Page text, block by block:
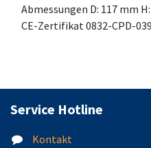
Abmessungen D: 117 mm
CE-Zertifikat 0832-CPD-
Service Hotline
Kontakt